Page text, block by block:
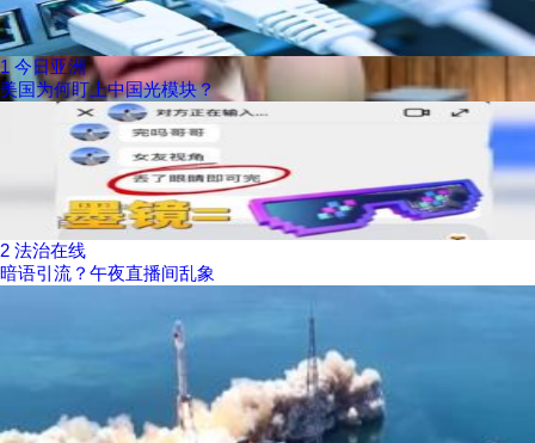
1 今日亚洲
美国为何盯上中国光模块？
2 法治在线
暗语引流？午夜直播间乱象